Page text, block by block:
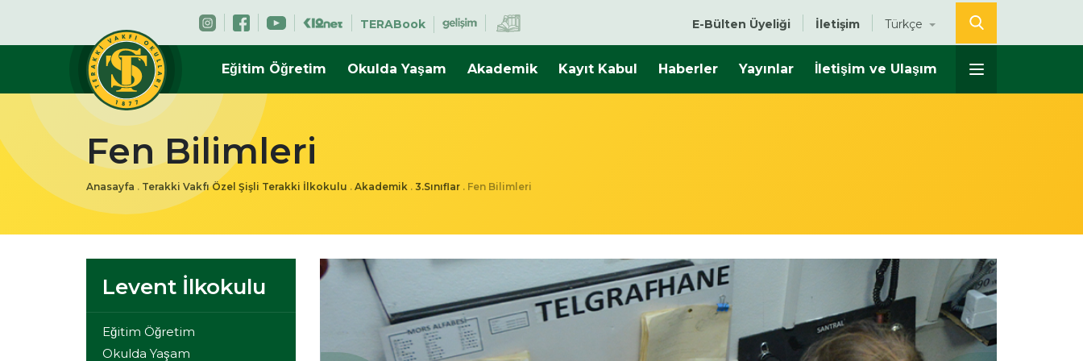
TERABook E-Bülten Üyeliği İletişim Türkçe
Eğitim Öğretim Okulda Yaşam Akademik Kayıt Kabul Haberler Yayınlar İletişim ve Ulaşım
Fen Bilimleri
Anasayfa . Terakki Vakfı Özel Şişli Terakki İlkokulu . Akademik . 3.Sınıflar . Fen Bilimleri
Levent İlkokulu
Eğitim Öğretim
Okulda Yaşam